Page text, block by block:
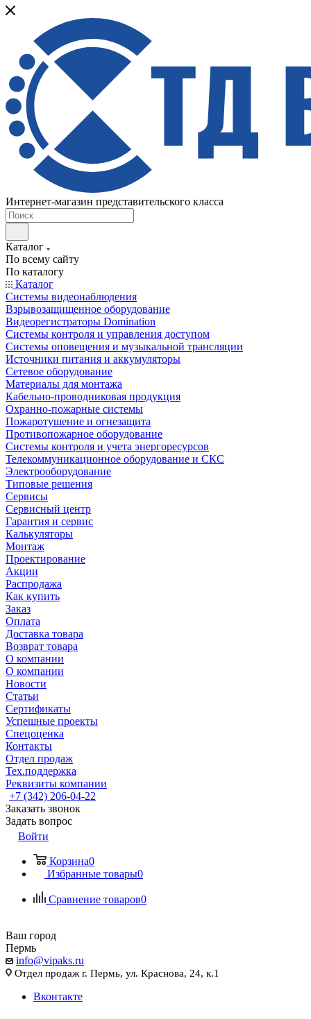
Интернет-магазин представительского класса
Каталог
По всему сайту
По каталогу
Каталог
Системы видеонаблюдения
Взрывозащищенное оборудование
Видеорегистраторы Domination
Системы контроля и управления доступом
Системы оповещения и музыкальной трансляции
Источники питания и аккумуляторы
Сетевое оборудование
Материалы для монтажа
Кабельно-проводниковая продукция
Охранно-пожарные системы
Пожаротушение и огнезащита
Противопожарное оборудование
Системы контроля и учета энергоресурсов
Телекоммуникационное оборудование и СКС
Электрооборудование
Типовые решения
Сервисы
Сервисный центр
Гарантия и сервис
Калькуляторы
Монтаж
Проектирование
Акции
Распродажа
Как купить
Заказ
Оплата
Доставка товара
Возврат товара
О компании
О компании
Новости
Статьи
Сертификаты
Успешные проекты
Спецоценка
Контакты
Отдел продаж
Тех.поддержка
Реквизиты компании
+7 (342) 206-04-22
Заказать звонок
Задать вопрос
Войти
Корзина0
Избранные товары0
Сравнение товаров0
Ваш город
Пермь
info@vipaks.ru
Отдел продаж г. Пермь, ул. Краснова, 24, к.1
Вконтакте